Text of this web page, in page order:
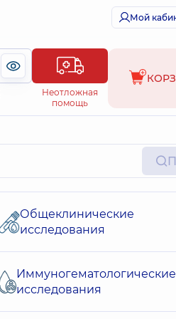
Мой
Неотложная
помощь
Общеклинические
исследования
Иммуногематологические
исследования